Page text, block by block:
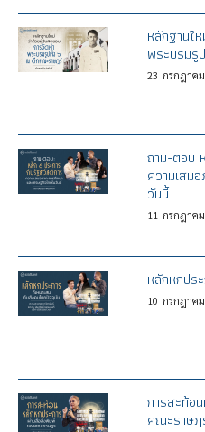
หลักฐานใ
พระบรม
23 กรกฎาคม
ถาม-ตอบ
ความเสม
วันนี้
11 กรกฎาคม
หลักหกปร
10 กรกฎาคม
การสะท้อ
คณะราษฎ